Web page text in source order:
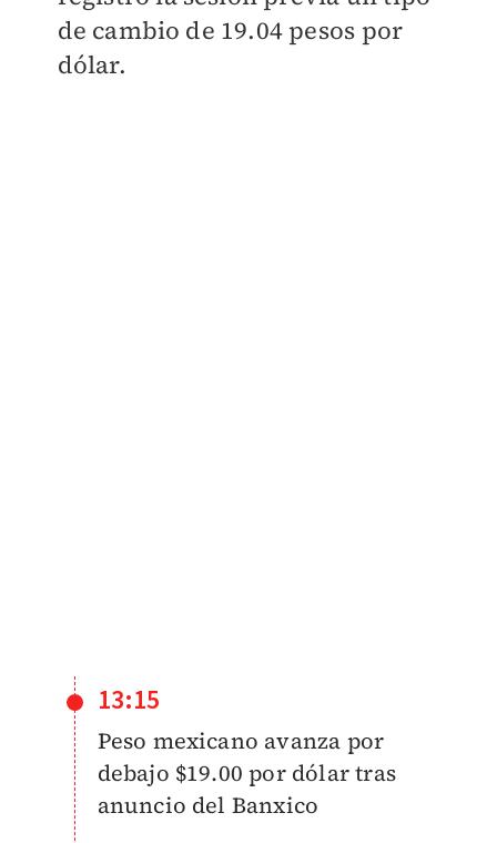
de cambio de 19.04 pesos por
dólar.
13:15
Peso mexicano avanza por
debajo $19.00 por dólar tras
anuncio del Banxico